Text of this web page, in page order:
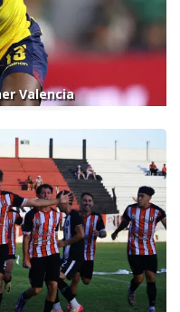
Valencia